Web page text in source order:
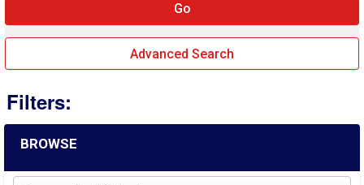
Advanced Search
Filters:
BROWSE